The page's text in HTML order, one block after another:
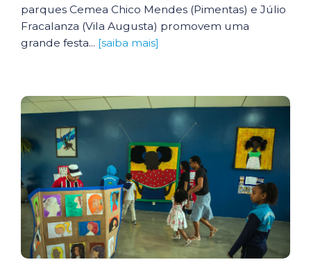
parques Cemea Chico Mendes (Pimentas) e Júlio
Fracalanza (Vila Augusta) promovem uma
grande festa... [saiba mais]